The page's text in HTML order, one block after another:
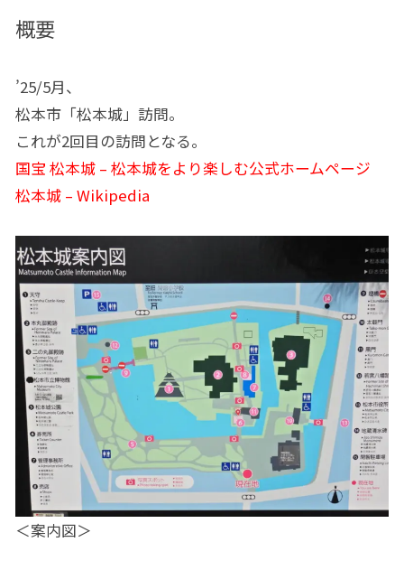
概要
’25/5月、
松本市「松本城」訪問。
これが2回目の訪問となる。
国宝 松本城 – 松本城をより楽しむ公式ホームページ
松本城 – Wikipedia
＜案内図＞